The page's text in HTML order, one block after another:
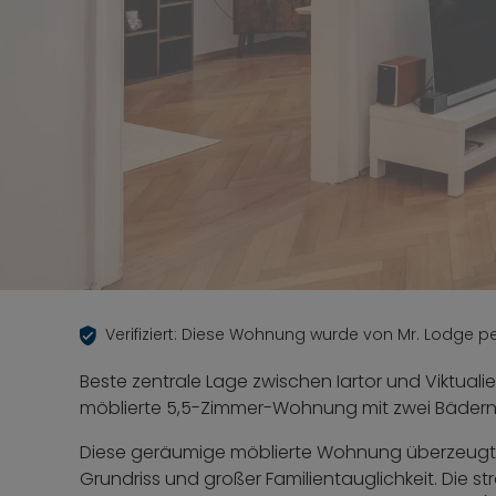
Verifiziert: Diese Wohnung wurde von Mr. Lodge
Beste zentrale Lage zwischen Iartor und
möblierte 5,5-Zimmer-Wohnung mit zwei
Diese geräumige möblierte Wohnung
Grundriss und großer Familientauglichkeit. Die